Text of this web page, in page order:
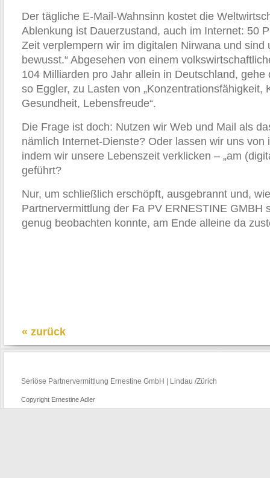
Der tägliche E-Mail-Wahnsinn kostet die
Ablenkung ist Dauerzustand, auch im Internet: 50
Zeit verplempern wir im digitalen Nirwana und sind
bewusst.“ Abgesehen von einem
104 Milliarden pro Jahr allein in Deutschland, gehe
so Eggler, zu Lasten von „Konzentrationsfähigkeit,
Gesundheit, Lebensfreude“.
Die Frage ist doch: Nutzen wir Web und Mail als
nämlich Internet-Dienste? Oder lassen wir uns von
indem wir unsere Lebenszeit verklicken – „am
geführt?
Nur, um schließlich erschöpft, ausgebrannt und,
Partnervermittlung der Fa PV ERNESTINE GMBH
genug beobachten konnte, am Ende alleine da
« zurück
Seriöse Partnervermittlung Ernestine GmbH | Lindau /Zürich
Copyright Ernestine Adler